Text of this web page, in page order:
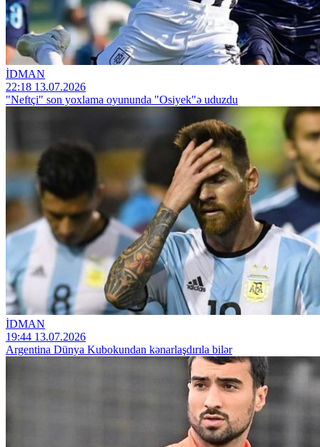
İDMAN
22:18 13.07.2026
"Neftçi" son yoxlama oyununda "Osiyek"ə uduzdu
İDMAN
19:44 13.07.2026
Argentina Dünya Kubokundan kənarlaşdırıla bilər